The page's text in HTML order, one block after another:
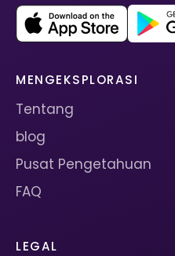
MENGEKSPLORASI
Tentang
blog
Pusat Pengetahuan
FAQ
LEGAL